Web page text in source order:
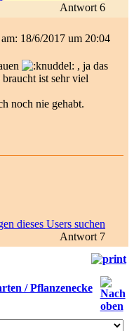
Antwort 6
18/6/2017 um 20:04
, ja das
ist sehr viel
noch nie gehabt.
Antwort 7
/ Pflanzenecke